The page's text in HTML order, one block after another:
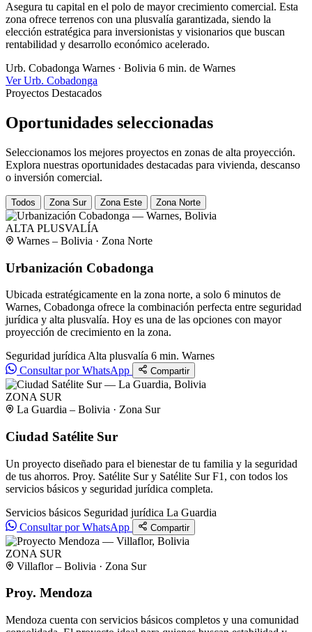
Asegura tu capital en el polo de mayor crecimiento comercial. Esta
zona ofrece terrenos con una plusvalía garantizada, siendo la
elección estratégica para inversionistas y visionarios que buscan
rentabilidad y desarrollo económico acelerado.
Urb. Cobadonga Warnes · Bolivia 6 min. de Warnes
Ver Urb. Cobadonga
Proyectos Destacados
Oportunidades seleccionadas
Seleccionamos los mejores proyectos en zonas de alta proyección.
Explora nuestras oportunidades destacadas para vivienda, descanso
o inversión comercial.
Todos Zona Sur Zona Este Zona Norte
ALTA PLUSVALÍA
Warnes – Bolivia · Zona Norte
Urbanización Cobadonga
Ubicada estratégicamente en la zona norte, a solo 6 minutos de
Warnes, Cobadonga ofrece la combinación perfecta entre seguridad
jurídica y alta plusvalía. Hoy es una de las opciones con mayor
proyección de crecimiento en la zona.
Seguridad jurídica Alta plusvalía 6 min. Warnes
Consultar por WhatsApp
Compartir
ZONA SUR
La Guardia – Bolivia · Zona Sur
Ciudad Satélite Sur
Un proyecto diseñado para el bienestar de tu familia y la seguridad
de tus ahorros. Proy. Satélite Sur y Satélite Sur F1, con todos los
servicios básicos y seguridad jurídica completa.
Servicios básicos Seguridad jurídica La Guardia
Consultar por WhatsApp
Compartir
ZONA SUR
Villaflor – Bolivia · Zona Sur
Proy. Mendoza
Mendoza cuenta con servicios básicos completos y una comunidad